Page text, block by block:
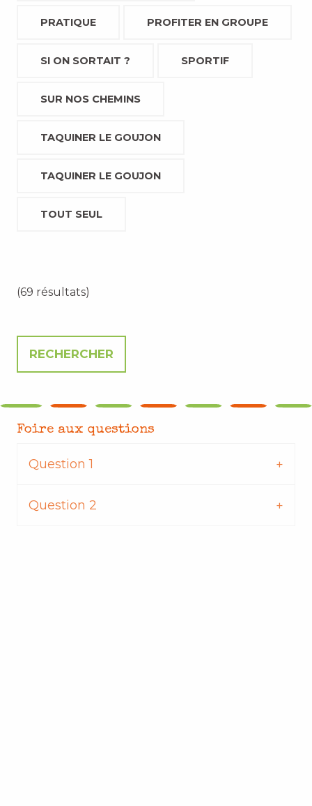
PRATIQUE PROFITER EN GROUPE
SI ON SORTAIT ? SPORTIF
SUR NOS CHEMINS
TAQUINER LE GOUJON
TAQUINER LE GOUJON
TOUT SEUL
(69 résultats)
Foire aux questions
Question 1
Question 2